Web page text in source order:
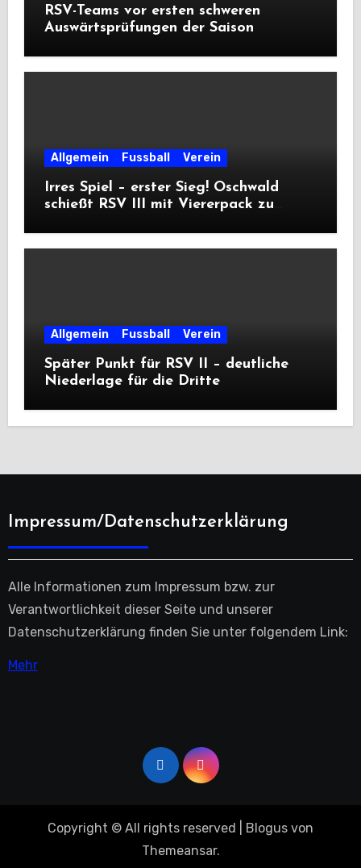
RSV-Teams vor ersten schweren
Auswärtsprüfungen der Saison
Allgemein Fussball Verein
Irres Spiel – erster Sieg! Oschwald
schießt RSV III mit Viererpack zu
Allgemein Fussball Verein
Später Punkt für RSV II – deutliche
Niederlage für die Dritte
Impressum/Datenschutzerklärung
Alle Informationen zum Impressum bzw. zur
Verantwortlichkeit dieser Seite und unserer
Datenschutzerklärung finden Sie unter folgendem Link:
Mehr
Copyright © All rights reserved Blogus von
Themeansar.